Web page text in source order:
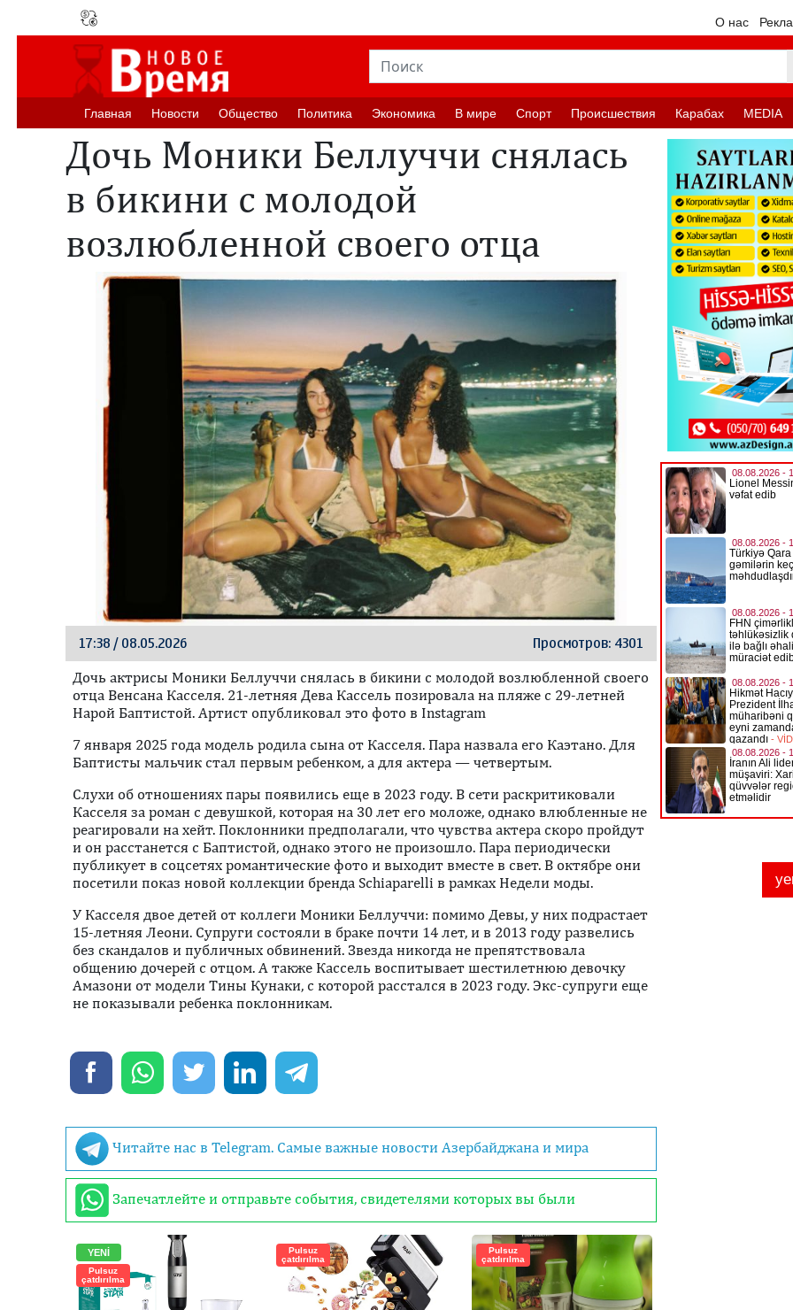
О нас
Главная Новости Oбщество Политика Экономика В мире Спорт Происшествия Карабах MEDIA
Дочь Моники Беллуччи снялась
в бикини с молодой
возлюбленной своего отца
17:38 / 08.05.2026 Просмотров: 4301
Дочь актрисы Моники Беллуччи снялась в бикини с молодой возлюбленной своего
отца Венсана Касселя. 21-летняя Дева Кассель позировала на пляже с 29-летней
Нарой Баптистой. Артист опубликовал это фото в Instagram
7 января 2025 года модель родила сына от Касселя. Пара назвала его Каэтано. Для
Баптисты мальчик стал первым ребенком, а для актера — четвертым.
Слухи об отношениях пары появились еще в 2023 году. В сети раскритиковали
Касселя за роман с девушкой, которая на 30 лет его моложе, однако влюбленные не
реагировали на хейт. Поклонники предполагали, что чувства актера скоро пройдут
и он расстанется с Баптистой, однако этого не произошло. Пара периодически
публикует в соцсетях романтические фото и выходит вместе в свет. В октябре они
посетили показ новой коллекции бренда Schiaparelli в рамках Недели моды.
У Касселя двое детей от коллеги Моники Беллуччи: помимо Девы, у них подрастает
15-летняя Леони. Супруги состояли в браке почти 14 лет, и в 2013 году развелись
без скандалов и публичных обвинений. Звезда никогда не препятствовала
общению дочерей с отцом. А также Кассель воспитывает шестилетнюю девочку
Амазони от модели Тины Кунаки, с которой расстался в 2023 году. Экс-супруги еще
не показывали ребенка поклонникам.
Читайте нас в Telegram. Самые важные новости Азербайджана и мира
Запечатлейте и отправьте события, свидетелями которых вы были